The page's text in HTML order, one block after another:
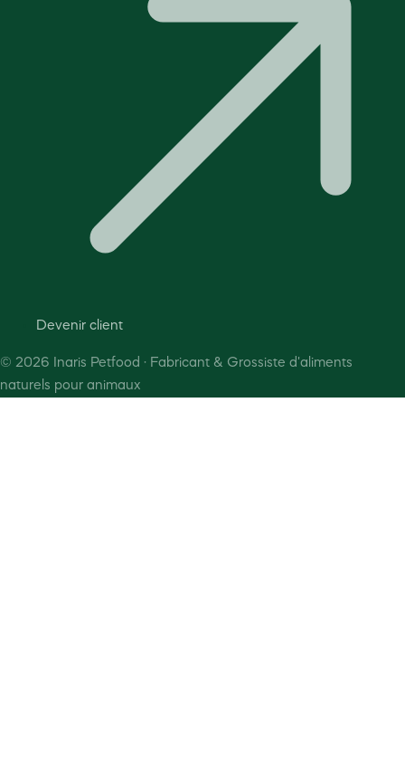
Devenir client
© 2026 Inaris Petfood · Fabricant & Grossiste d'aliments
naturels pour animaux